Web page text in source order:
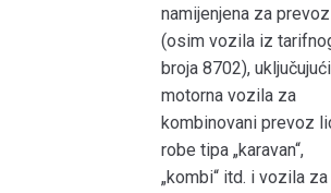
namijenjena za
(osim vozila iz
broja 8702), uključujući
motorna vozila za
kombinovani prevoz
robe tipa „karavan“,
„kombi“ itd. i vozila